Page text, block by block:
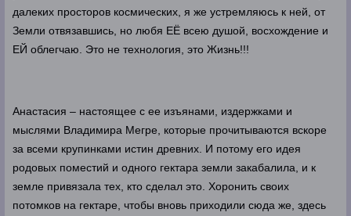
далеких просторов космических, я же устремляюсь к ней, от
Земли отвязавшись, но любя ЕЁ всею душой, восхождение и
ЕЙ облегчаю. Это не технология, это Жизнь!!!
Анастасия – настоящее с ее изъянами, издержками и
мыслями Владимира Мегре, которые прочитываются вскоре
за всеми крупинками истин древних. И потому его идея
родовых поместий и одного гектара земли закабалила, и к
земле привязала тех, кто сделал это. Хоронить своих
потомков на гектаре, чтобы вновь приходили сюда же, здесь